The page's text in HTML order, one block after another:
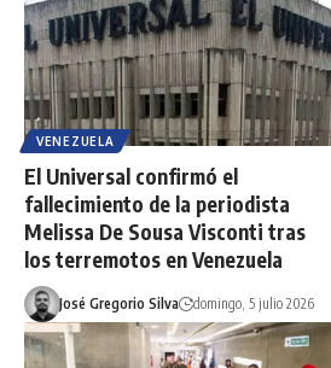
VENEZUELA
El Universal confirmó el
fallecimiento de la periodista
Melissa De Sousa Visconti tras
los terremotos en Venezuela
José Gregorio Silva domingo, 5 julio 2026